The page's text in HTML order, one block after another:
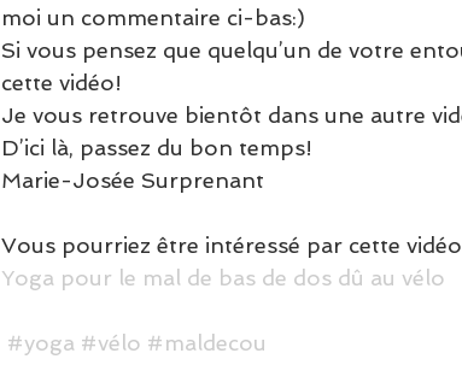
moi un commentaire ci-bas:)
Si vous pensez que quelqu’un de votre
cette vidéo!
Je vous retrouve bientôt dans une autre
D’ici là, passez du bon temps!
Marie-Josée Surprenant
Vous pourriez être intéressé par cette
Yoga pour le mal de bas de dos dû au vélo
#yoga #vélo #maldecou